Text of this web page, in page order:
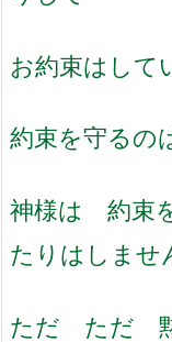
お約束はして
約束を守るの
神様は 約束
たりはしませ
ただ ただ